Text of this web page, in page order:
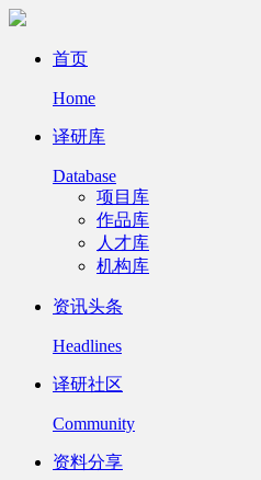
首页
Home
译研库
Database
项目库
作品库
人才库
机构库
资讯头条
Headlines
译研社区
Community
资料分享